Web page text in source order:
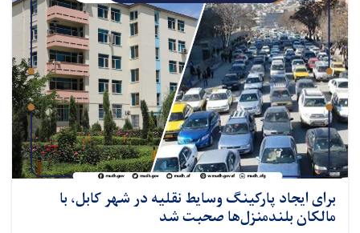
برای ایجاد پارکینگ وسایط نقلیه در شهر کابل، با
مالکان بلندمنزل‌ها صحبت شد